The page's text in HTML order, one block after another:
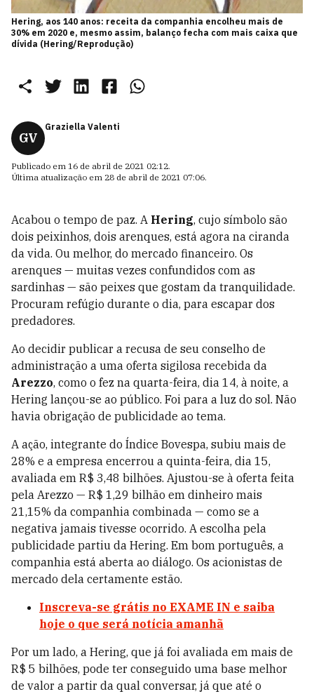
Hering, aos 140 anos: receita da companhia encolheu mais de
30% em 2020 e, mesmo assim, balanço fecha com mais caixa que
dívida (Hering/Reprodução)
GV
Graziella Valenti
Publicado em 16 de abril de 2021 02:12.
Última atualização em 28 de abril de 2021 07:06.
Acabou o tempo de paz. A Hering, cujo símbolo são
dois peixinhos, dois arenques, está agora na ciranda
da vida. Ou melhor, do mercado financeiro. Os
arenques — muitas vezes confundidos com as
sardinhas — são peixes que gostam da tranquilidade.
Procuram refúgio durante o dia, para escapar dos
predadores.
Ao decidir publicar a recusa de seu conselho de
administração a uma oferta sigilosa recebida da
Arezzo, como o fez na quarta-feira, dia 14, à noite, a
Hering lançou-se ao público. Foi para a luz do sol. Não
havia obrigação de publicidade ao tema.
A ação, integrante do Índice Bovespa, subiu mais de
28% e a empresa encerrou a quinta-feira, dia 15,
avaliada em R$ 3,48 bilhões. Ajustou-se à oferta feita
pela Arezzo — R$ 1,29 bilhão em dinheiro mais
21,15% da companhia combinada — como se a
negativa jamais tivesse ocorrido. A escolha pela
publicidade partiu da Hering. Em bom português, a
companhia está aberta ao diálogo. Os acionistas de
mercado dela certamente estão.
Inscreva-se grátis no EXAME IN e saiba
hoje o que será notícia amanhã
Por um lado, a Hering, que já foi avaliada em mais de
R$ 5 bilhões, pode ter conseguido uma base melhor
de valor a partir da qual conversar, já que até o